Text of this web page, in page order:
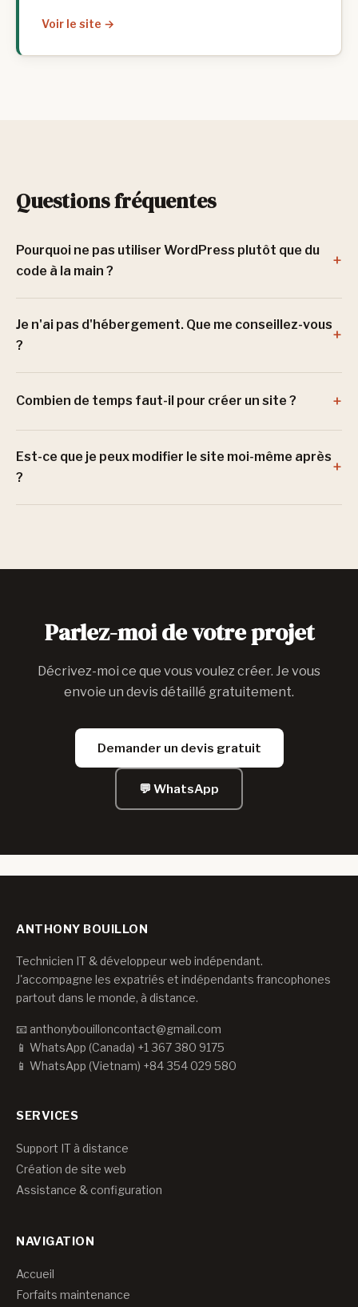
Voir le site →
Questions fréquentes
Pourquoi ne pas utiliser WordPress plutôt que du
code à la main ?
Je n'ai pas d'hébergement. Que me conseillez-vous
?
Combien de temps faut-il pour créer un site ?
Est-ce que je peux modifier le site moi-même après
?
Parlez-moi de votre projet
Décrivez-moi ce que vous voulez créer. Je vous
envoie un devis détaillé gratuitement.
Demander un devis gratuit
💬 WhatsApp
ANTHONY BOUILLON
Technicien IT & développeur web indépendant.
J'accompagne les expatriés et indépendants francophones
partout dans le monde, à distance.
📧 anthonybouilloncontact@gmail.com
📱 WhatsApp (Canada) +1 367 380 9175
📱 WhatsApp (Vietnam) +84 354 029 580
SERVICES
Support IT à distance
Création de site web
Assistance & configuration
NAVIGATION
Accueil
Forfaits maintenance